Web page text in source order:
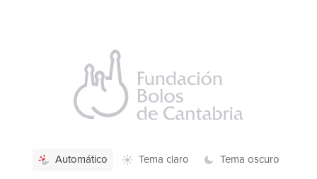
Selección
de
Automático Tema claro Tema oscuro